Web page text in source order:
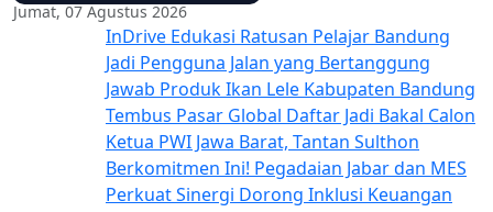
Jumat, 07 Agustus 2026
InDrive Edukasi Ratusan Pelajar Bandung
Jadi Pengguna Jalan yang Bertanggung
Jawab Produk Ikan Lele Kabupaten Bandung
Tembus Pasar Global Daftar Jadi Bakal Calon
Ketua PWI Jawa Barat, Tantan Sulthon
Berkomitmen Ini! Pegadaian Jabar dan MES
Perkuat Sinergi Dorong Inklusi Keuangan